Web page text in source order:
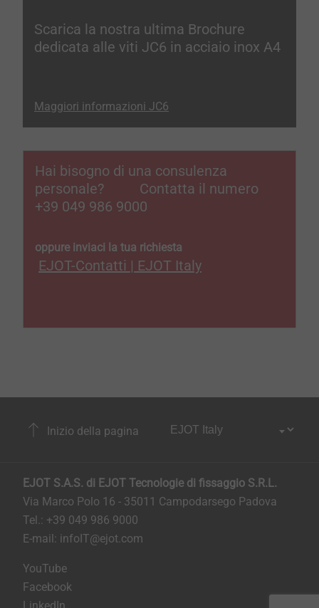
Scarica la nostra ultima Brochure
dedicata alle viti JC6 in acciaio inox A4
Maggiori informazioni JC6
Hai bisogno di una consulenza
personale? Contatta il numero
+39 049 986 9000
oppure inviaci la tua richiesta
EJOT-Contatti | EJOT Italy
Inizio della pagina
EJOT S.A.S. di EJOT Tecnologie di fissaggio S.R.L.
Via Marco Polo 16 - 35011 Campodarsego Padova
Tel.: +39 049 986 9000
E-mail: infoIT@ejot.com
YouTube
Facebook